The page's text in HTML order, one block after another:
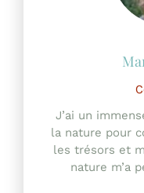
J’ai un
la nature pour
les trésors et
nature m’a